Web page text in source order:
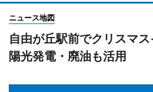
ニュース地図
自由が丘駅前でクリスマ
陽光発電・廃油も活用